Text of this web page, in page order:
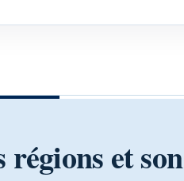
et son